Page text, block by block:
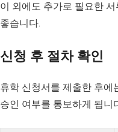
이 외에도 추가로 필요한
좋습니다.
신청 후 절차 확인
휴학 신청서를 제출한 후에
승인 여부를 통보하게 됩니